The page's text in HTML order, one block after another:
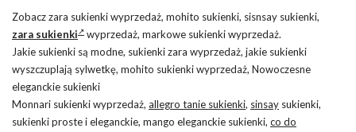
Zobacz zara sukienki wyprzedaż, mohito sukienki, sisnsay sukienki,
zara sukienki
wyprzedaż, markowe sukienki wyprzedaż.
Jakie sukienki są modne, sukienki zara wyprzedaż, jakie sukienki
wyszczuplają sylwetkę, mohito sukienki wyprzedaż, Nowoczesne
eleganckie sukienki
Monnari sukienki wyprzedaż, allegro tanie sukienki, sinsay sukienki,
sukienki proste i eleganckie, mango eleganckie sukienki, co do